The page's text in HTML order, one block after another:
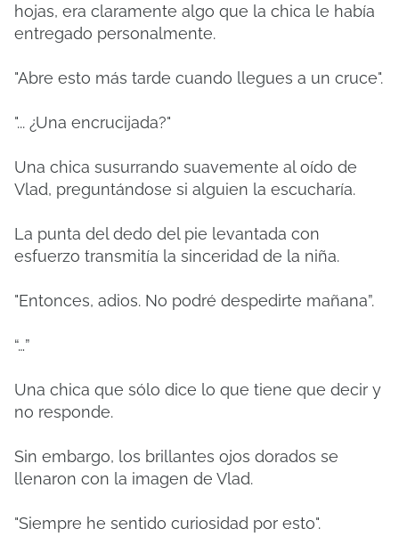
hojas, era claramente algo que la chica le había
entregado personalmente.
"Abre esto más tarde cuando llegues a un cruce".
"... ¿Una encrucijada?"
Una chica susurrando suavemente al oído de
Vlad, preguntándose si alguien la escucharía.
La punta del dedo del pie levantada con
esfuerzo transmitía la sinceridad de la niña.
"Entonces, adios. No podré despedirte mañana”.
“…”
Una chica que sólo dice lo que tiene que decir y
no responde.
Sin embargo, los brillantes ojos dorados se
llenaron con la imagen de Vlad.
"Siempre he sentido curiosidad por esto".